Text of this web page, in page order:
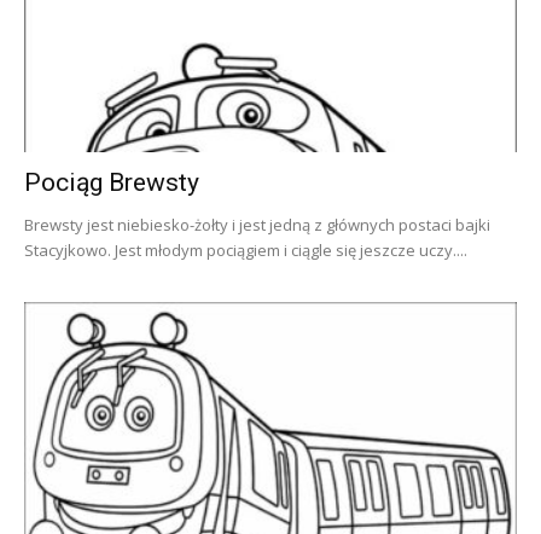
Pociąg Brewsty
Brewsty jest niebiesko-żołty i jest jedną z głównych postaci bajki
Stacyjkowo. Jest młodym pociągiem i ciągle się jeszcze uczy....